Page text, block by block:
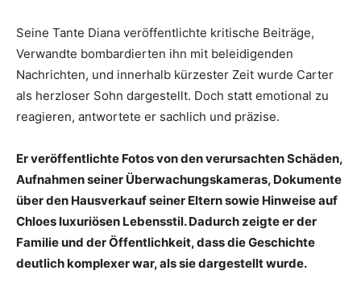
Seine Tante Diana veröffentlichte kritische Beiträge,
Verwandte bombardierten ihn mit beleidigenden
Nachrichten, und innerhalb kürzester Zeit wurde Carter
als herzloser Sohn dargestellt. Doch statt emotional zu
reagieren, antwortete er sachlich und präzise.
Er veröffentlichte Fotos von den verursachten Schäden,
Aufnahmen seiner Überwachungskameras, Dokumente
über den Hausverkauf seiner Eltern sowie Hinweise auf
Chloes luxuriösen Lebensstil. Dadurch zeigte er der
Familie und der Öffentlichkeit, dass die Geschichte
deutlich komplexer war, als sie dargestellt wurde.